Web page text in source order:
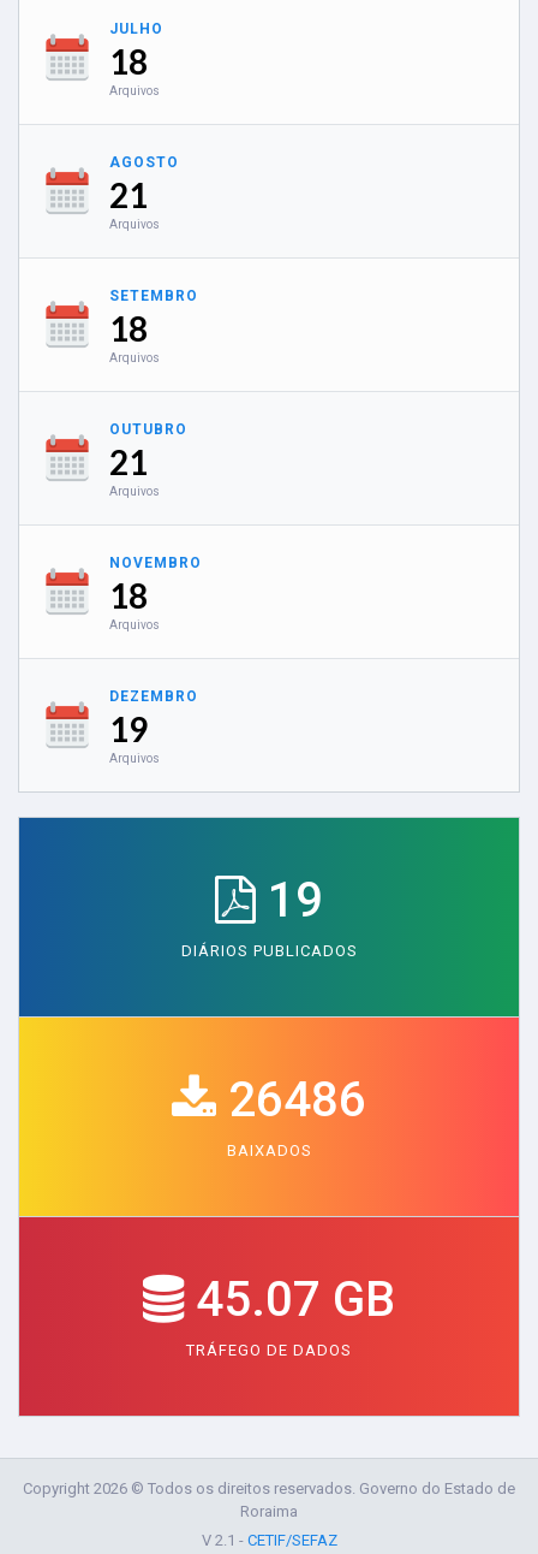
JULHO
18
Arquivos
AGOSTO
21
Arquivos
SETEMBRO
18
Arquivos
OUTUBRO
21
Arquivos
NOVEMBRO
18
Arquivos
DEZEMBRO
19
Arquivos
19
DIÁRIOS PUBLICADOS
26486
BAIXADOS
45.07 GB
TRÁFEGO DE DADOS
Copyright 2026 © Todos os direitos reservados. Governo do Estado de
Roraima
V 2.1 - CETIF/SEFAZ